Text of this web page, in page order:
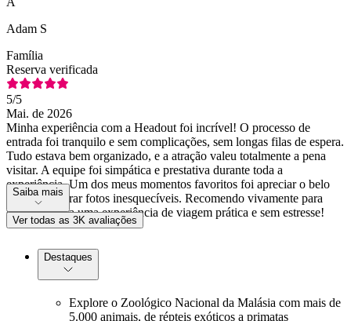
Adam S
Família
Reserva verificada
5/5
Mai. de 2026
Minha experiência com a Headout foi incrível! O processo de
entrada foi tranquilo e sem complicações, sem longas filas de espera.
Tudo estava bem organizado, e a atração valeu totalmente a pena
visitar. A equipe foi simpática e prestativa durante toda a
experiência. Um dos meus momentos favoritos foi apreciar o belo
ambiente e tirar fotos inesquecíveis. Recomendo vivamente para
quem procura uma experiência de viagem prática e sem estresse!
Saiba mais
Ver todas as 3K avaliações
Destaques
Explore o Zoológico Nacional da Malásia com mais de
5.000 animais, de répteis exóticos a primatas